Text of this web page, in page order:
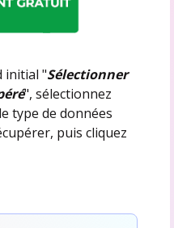
initial "Sélectionner
", sélectionnez
type de données
puis cliquez